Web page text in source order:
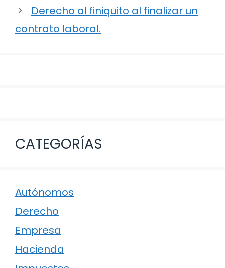
Derecho al finiquito al finalizar un
contrato laboral.
CATEGORÍAS
Autónomos
Derecho
Empresa
Hacienda